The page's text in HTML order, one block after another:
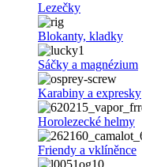
Lezečky
Blokanty, kladky
Sáčky a magnézium
Karabiny a expresky
Horolezecké helmy
Friendy a vklíněnce